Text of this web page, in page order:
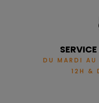
DU MARDI AU
12H &